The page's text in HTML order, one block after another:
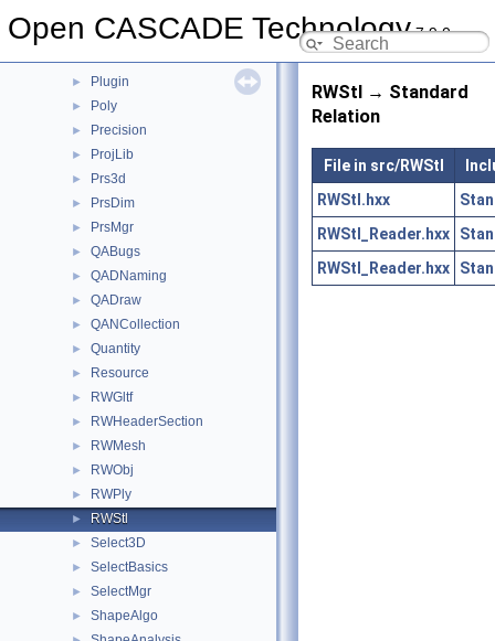
Open CASCADE Technology7.9.0
Plate
► Plugin
► Poly
► Precision
► ProjLib
► Prs3d
► PrsDim
► PrsMgr
► QABugs
► QADNaming
► QADraw
► QANCollection
► Quantity
► Resource
► RWGltf
► RWHeaderSection
► RWMesh
► RWObj
► RWPly
► RWStl
► Select3D
► SelectBasics
► SelectMgr
► ShapeAlgo
RWStl → Standard
Relation
File in src/RWStl
RWStl.hxx
RWStl_Reader.hxx
RWStl_Reader.hxx